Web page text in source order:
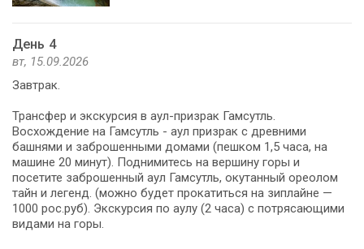
День 4
вт, 15.09.2026
Завтрак.
Трансфер и экскурсия в аул-призрак Гамсутль.
Восхождение на Гамсутль - аул призрак с древними
башнями и заброшенными домами (пешком 1,5 часа, на
машине 20 минут). Поднимитесь на вершину горы и
посетите заброшенный аул Гамсутль, окутанный ореолом
тайн и легенд. (можно будет прокатиться на зиплайне —
1000 рос.руб). Экскурсия по аулу (2 часа) с потрясающими
видами на горы.